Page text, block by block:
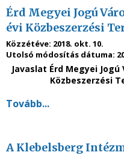
Érd Megyei Jogú
évi Közbeszerzési
Közzétéve: 2018. okt. 10.
Utolsó módosítás dátuma:
Javaslat Érd Megyei
Közbeszerzési
Tovább...
A Klebelsberg